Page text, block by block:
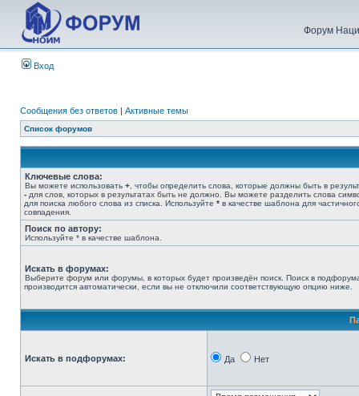
Форум
Вход
Сообщения без ответов | Активные темы
Список форумов
Ключевые слова:
Вы можете использовать + , чтобы определить слова, которые должны быть в
- для слов, которых в результатах быть не должно. Вы можете разделить слова
для поиска любого слова из списка. Используйте * в качестве шаблона для
совпадения.
Поиск по автору:
Используйте * в качестве шаблона.
Искать в форумах:
Выберите форум или форумы, в которых будет произведён поиск. Поиск в
производится автоматически, если вы не отключили соответствующую опцию ниже.
Искать в подфорумах: Да Нет